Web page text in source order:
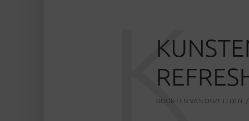
DOOR EEN VAN ONZE LEDEN
K